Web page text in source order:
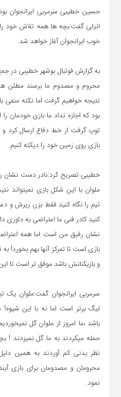
حسین خطیبی سرمربی ایرانجوان
انزلی گفت:بچه ها همه تلاش خود را
خوب ایرانجوان آغاز خواهد شد.
به گزارش فوتبال بوشهر خطیبی در جمع
محروم و مصدوم ما برسند مطئن
نتیجه خواهیم گرفت اما نکته منفی
بود که اجازه نداد ما بازی خودمان
توپ گرفت از خط دفاع ارسال کرد و
بازی روی زمین خود را دیکته کنیم.
خطیبی تصریح کرد:نادر دست نشان
ملوان با این شکل بازی نمیتواند
تیم را نگاه کنید فقط بزن زیرش و
کنید کادر فنی ما اعتراضی به
نشان رفیق من است اما همه
بازی است تا تمرکز آنها بهم بخورد!
و بازیکنانش باشد موفق تر است تا
سرمربی ایرانجوان گفت:ملوان یک
لیگ برتر است اما نه با این
باشد ،ما امروز از ملوان گل
حمله میکردند به ما گل نمیزدند !
نظر بدنی کم آوردند به همین
محرومان و مصدومان برای بازی
نمود.